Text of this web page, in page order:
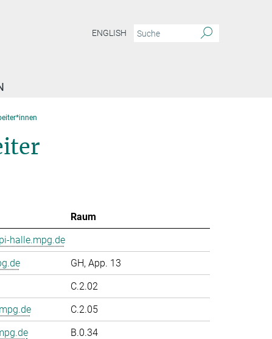
ENGLISH
Raum
halle.mpg.de
GH, App. 13
C.2.02
C.2.05
B.0.34